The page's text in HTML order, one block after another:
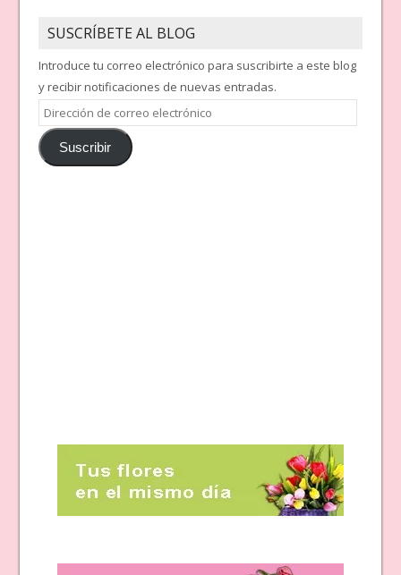
SUSCRÍBETE AL BLOG
Introduce tu correo electrónico para suscribirte a este blog
y recibir notificaciones de nuevas entradas.
Dirección
de
correoSuscribir